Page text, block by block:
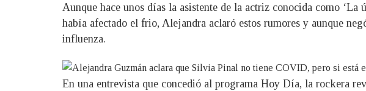
Aunque hace unos días la asistente de la actriz conocida como
había afectado el frio, Alejandra aclaró estos rumores y aunque
influenza.
En una entrevista que concedió al programa Hoy Día, la rockera